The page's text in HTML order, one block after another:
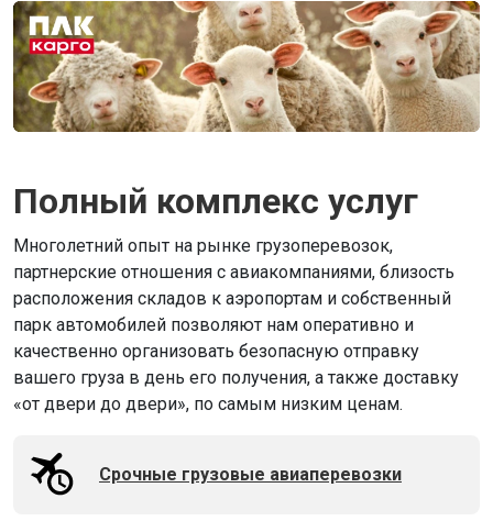
Полный комплекс услуг
Многолетний опыт на рынке грузоперевозок,
партнерские отношения с авиакомпаниями, близость
расположения складов к аэропортам и собственный
парк автомобилей позволяют нам оперативно и
качественно организовать безопасную отправку
вашего груза в день его получения, а также доставку
«от двери до двери», по самым низким ценам.
Срочные грузовые авиаперевозки